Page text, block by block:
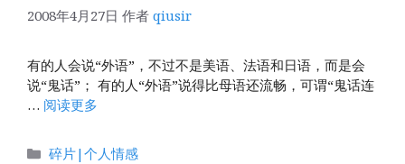
2008年4月27日 作者 qiusir
有的人会说“外语”，不过不是美语、法语和日语，而是会
说“鬼话”； 有的人“外语”说得比母语还流畅，可谓“鬼话连
… 阅读更多
分
碎片|个人情感